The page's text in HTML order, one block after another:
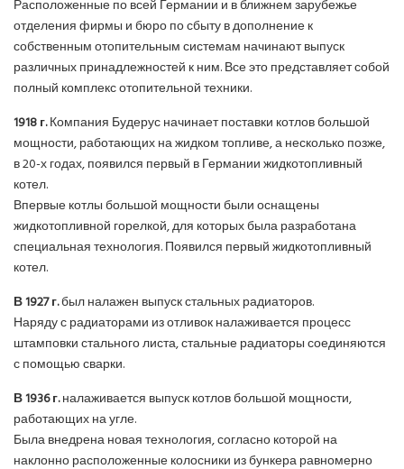
Расположенные по всей Германии и в ближнем зарубежье
отделения фирмы и бюро по сбыту в дополнение к
собственным отопительным системам начинают выпуск
различных принадлежностей к ним. Все это представляет собой
полный комплекс отопительной техники.
1918 г.Компания Будерус начинает поставки котлов большой
мощности, работающих на жидком топливе, а несколько позже,
в 20-х годах, появился первый в Германии жидкотопливный
котел.
Впервые котлы большой мощности были оснащены
жидкотопливной горелкой, для которых была разработана
специальная технология. Появился первый жидкотопливный
котел.
В 1927 г.был налажен выпуск стальных радиаторов.
Наряду с радиаторами из отливок налаживается процесс
штамповки стального листа, стальные радиаторы соединяются
с помощью сварки.
В 1936 г.налаживается выпуск котлов большой мощности,
работающих на угле.
Была внедрена новая технология, согласно которой на
наклонно расположенные колосники из бункера равномерно